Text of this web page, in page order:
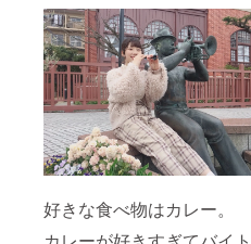
好きな食べ物はカレー。